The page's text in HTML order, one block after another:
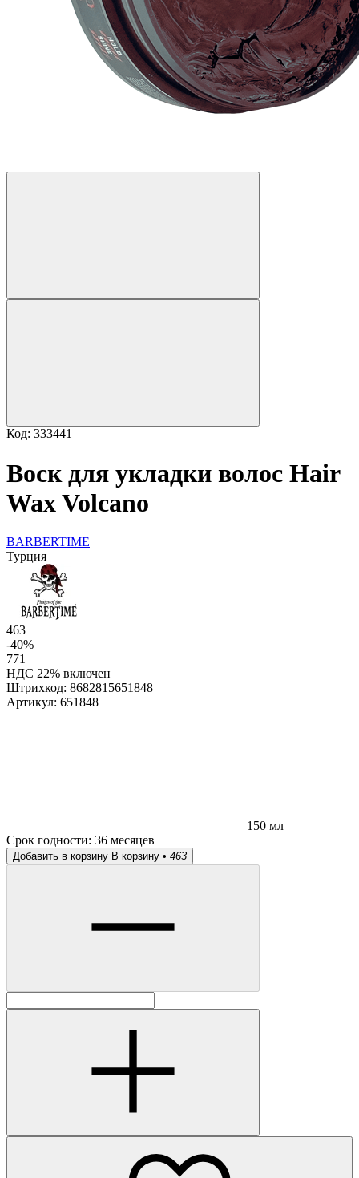
Код: 333441
Воск для укладки волос Hair
Wax Volcano
BARBERTIME
Турция
463
-40%
771
НДС 22% включен
Штрихкод: 8682815651848
Артикул: 651848
150 мл
Срок годности: 36 месяцев
Добавить в корзину В корзину • 463